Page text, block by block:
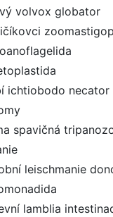
volvox globator
ichtiobodo necator
spavičná
leischmanie
lamblia